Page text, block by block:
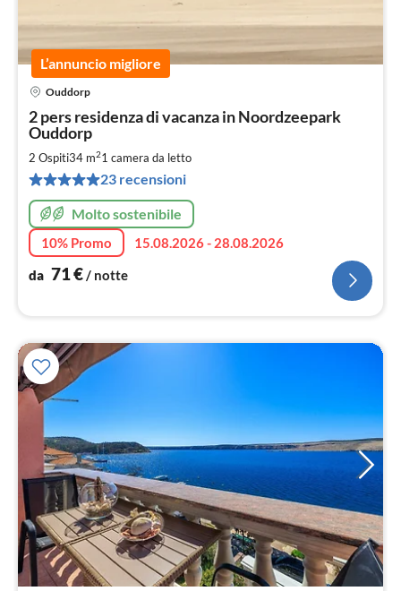
L’annuncio migliore
Ouddorp
2 pers residenza di vacanza in Noordzeepark
Ouddorp
2 Ospiti34 m21 camera da letto
23 recensioni
Molto sostenibile
10% Promo
15.08.2026 - 28.08.2026
da 71€/ notte